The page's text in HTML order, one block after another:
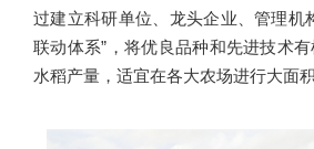
过建立科研单位、龙头企业、管理机
联动体系”，将优良品种和先进技术
水稻产量，适宜在各大农场进行大面积